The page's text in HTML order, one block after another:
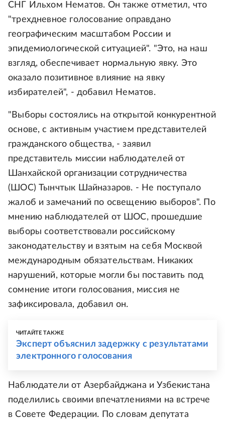
СНГ Ильхом Нематов. Он также отметил, что
"трехдневное голосование оправдано
географическим масштабом России и
эпидемиологической ситуацией". "Это, на наш
взгляд, обеспечивает нормальную явку. Это
оказало позитивное влияние на явку
избирателей", - добавил Нематов.
"Выборы состоялись на открытой конкурентной
основе, с активным участием представителей
гражданского общества, - заявил
представитель миссии наблюдателей от
Шанхайской организации сотрудничества
(ШОС) Тынчтык Шайназаров. - Не поступало
жалоб и замечаний по освещению выборов". По
мнению наблюдателей от ШОС, прошедшие
выборы соответствовали российскому
законодательству и взятым на себя Москвой
международным обязательствам. Никаких
нарушений, которые могли бы поставить под
сомнение итоги голосования, миссия не
зафиксировала, добавил он.
ЧИТАЙТЕ ТАКЖЕ
Эксперт объяснил задержку с результатами
электронного голосования
Наблюдатели от Азербайджана и Узбекистана
поделились своими впечатлениями на встрече
в Совете Федерации. По словам депутата